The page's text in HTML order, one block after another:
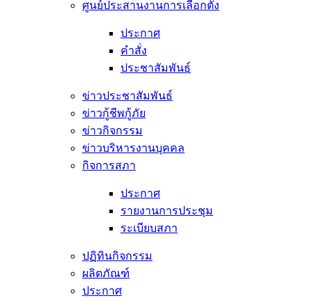
ศูนย์ประสานงานการเลือกตั้ง
ประกาศ
คำสั่ง
ประชาสัมพันธ์
ข่าวประชาสัมพันธ์
ข่าวกู้ชีพกู้ภัย
ข่าวกิจกรรม
ข่าวบริหารงานบุคคล
กิจการสภา
ประกาศ
รายงานการประชุม
ระเบียบสภา
ปฏิทินกิจกรรม
ผลิตภัณฑ์
ประกาศ